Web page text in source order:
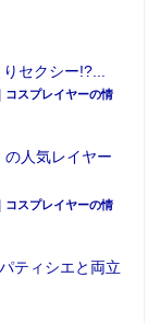
セクシー!?...
コスプレイヤーの情
の人気レイヤー
コスプレイヤーの情
ティシエと両立